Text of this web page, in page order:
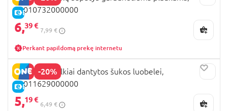
E-KAINA
00010732000000
6,39 €
7,99 €
Perkant papildomą prekę internetu
-20%
E-KAINA
CHICCO smulkiai dantytos šukos luobelei,
00011629000000
5,19 €
6,49 €